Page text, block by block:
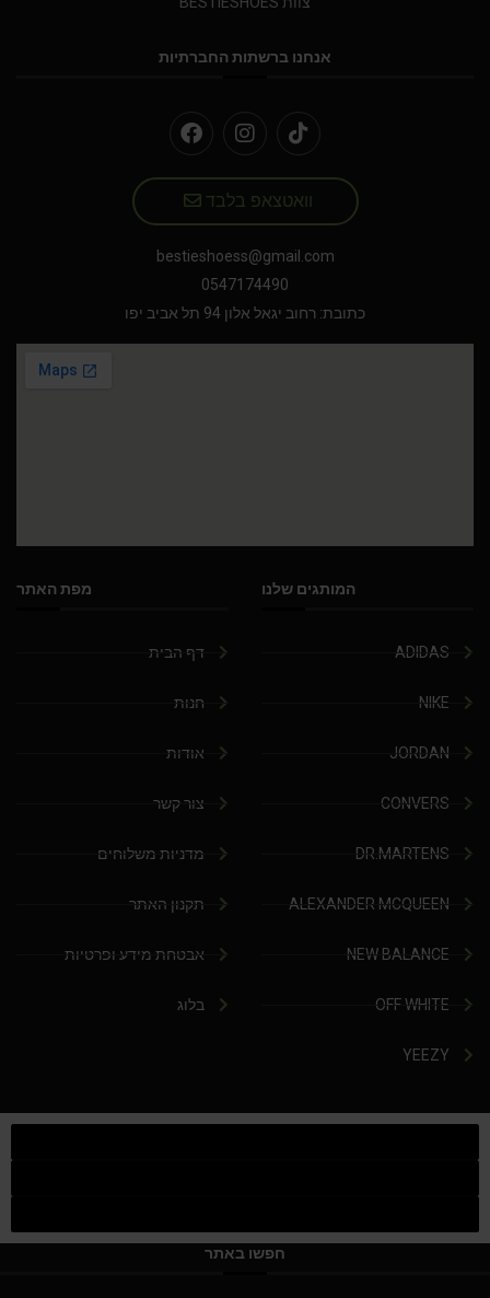
אנחנו ברשתות החברתיות
וואטצאפ בלבד
bestieshoess@gmail.com
0547174490
כתובת: רחוב יגאל אלון 94 תל אביב יפו
המותגים שלנו
ADIDAS
NIKE
JORDAN
CONVERS
DR.MARTENS
ALEXANDER MCQUEEN
NEW BALANCE
OFF WHITE
YEEZY
מפת האתר
דף הבית
חנות
אודות
צור קשר
מדניות משלוחים
תקנון האתר
אבטחת מידע ופרטיות
בלוג
חפשו באתר